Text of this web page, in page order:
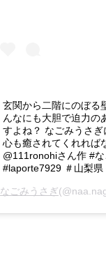
玄関から二階にのぼる
んなにも大胆で迫力の
すよね？ なごみうさぎ
心も癒されてくれれば
@111ronohiさん作 #
#laporte7929 ＃山梨県
なごみうさぎ